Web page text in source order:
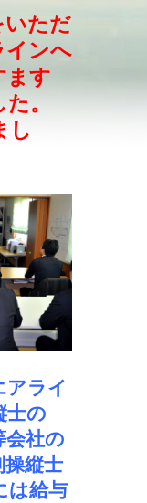
いただ
インへ
ます
。
し
アライ
士の
会社の
操縦士
は給与